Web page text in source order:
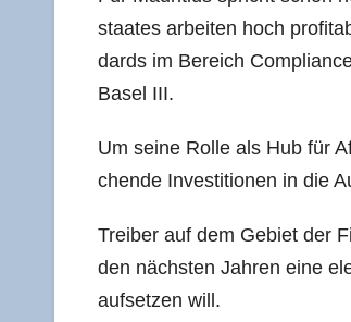
staa­tes arbei­ten hoch
dards im Bereich
Basel III.
Um sei­ne Rol­le als Hub für
chen­de Inves­ti­tio­nen in die
Trei­ber auf dem Gebiet der
den nächs­ten Jah­ren eine
auf­set­zen will.